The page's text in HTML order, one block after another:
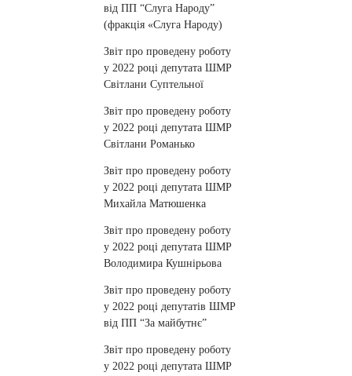
від ПП “Слуга Народу”
(фракція «Слуга Народу)
Звіт про проведену роботу
у 2022 році депутата ШМР
Світлани Суптельної
Звіт про проведену роботу
у 2022 році депутата ШМР
Світлани Романько
Звіт про проведену роботу
у 2022 році депутата ШМР
Михайла Матюшенка
Звіт про проведену роботу
у 2022 році депутата ШМР
Володимира Кушнірьова
Звіт про проведену роботу
у 2022 році депутатів ШМР
від ПП “За майбутнє”
Звіт про проведену роботу
у 2022 році депутата ШМР